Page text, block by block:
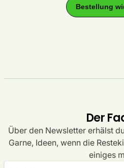
Der
Über den Newsletter erhälst
Garne, Ideen, wenn die
einiges